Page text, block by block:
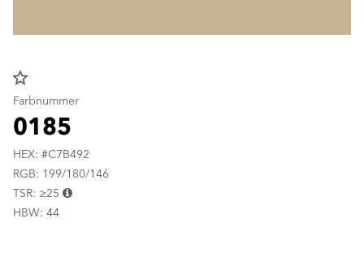
star_border
Farbnummer
0185
HEX: #C7B492
RGB: 199/180/146
TSR: ≥25
HBW: 44